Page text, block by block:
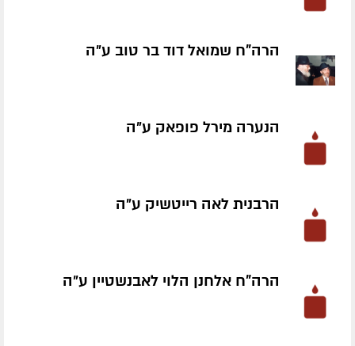
הרה"ח שמואל דוד בר טוב ע״ה
הנערה מירל פופאק ע״ה
הרבנית לאה רייטשיק ע״ה
הרה"ח אלחנן הלוי לאבנשטיין ע״ה